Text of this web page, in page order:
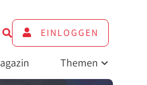
EINLOGGEN
Themen